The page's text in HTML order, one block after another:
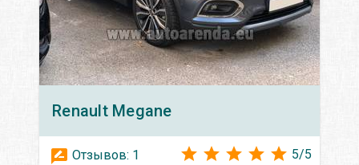
Renault Megane
Отзывов: 1 5/5